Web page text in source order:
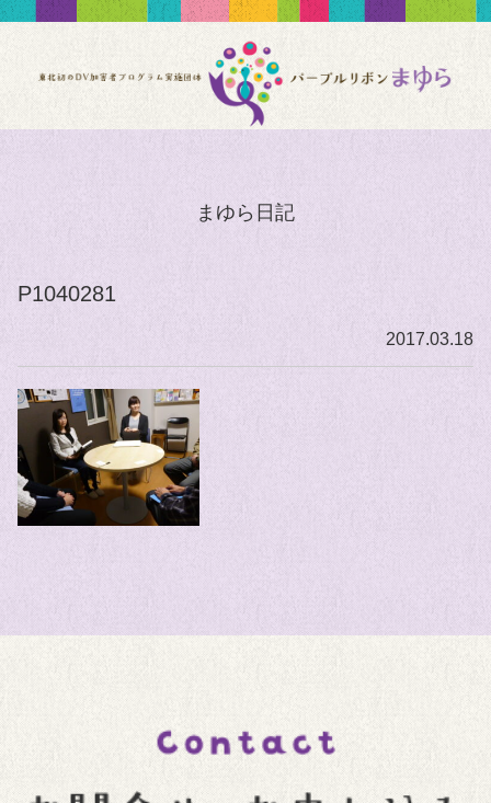
まゆら日記
P1040281
2017.03.18